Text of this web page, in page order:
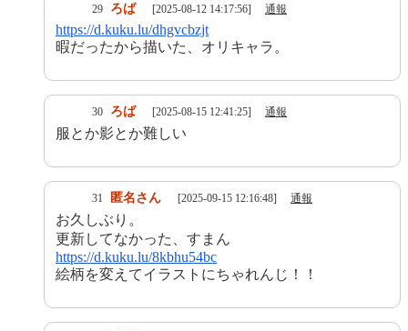
29 ろば [2025-08-12 14:17:56] 通報
https://d.kuku.lu/dhgvcbzjt
暇だったから描いた、オリキャラ。
30 ろば [2025-08-15 12:41:25] 通報
服とか影とか難しい
31 匿名さん [2025-09-15 12:16:48] 通報
お久しぶり。
更新してなかった、すまん
https://d.kuku.lu/8kbhu54bc
絵柄を変えてイラストにちゃれんじ！！